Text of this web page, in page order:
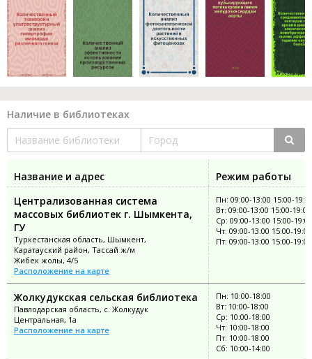
Наличие в библиотеках
Название и адрес
Режим работы
Централизованная система
массовых библиотек г. Шымкента,
ГУ
Туркестанская область, Шымкент,
Каратауский район, Тассай ж/м
Жибек жолы, 4/5
Расположение на карте
Пн: 09:00-13:00 15:00-
Вт: 09:00-13:00 15:00-19:00
Ср: 09:00-13:00 15:00-19:00
Чт: 09:00-13:00 15:00-19:00
Пт: 09:00-13:00 15:00-19:00
Жолкудукская сельская библиотека
Павлодарская область, с. Жолкудук
Центральная, 1а
Расположение на карте
Пн: 10:00-18:00
Вт: 10:00-18:00
Ср: 10:00-18:00
Чт: 10:00-18:00
Пт: 10:00-18:00
Сб: 10:00-14:00